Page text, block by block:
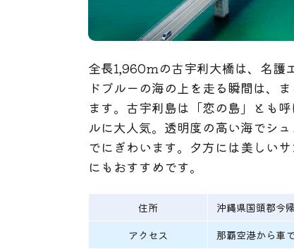
全長1,960mの古宇利大橋は、名護
ドブルーの海の上を走る瞬間は、
ます。古宇利島は「恋の島」とも
ルに大人気。透明度の高い海でシ
でにぎわいます。夕方には美しい
にもおすすめです。
住所
沖縄県国頭郡今
アクセス
那覇空港から車